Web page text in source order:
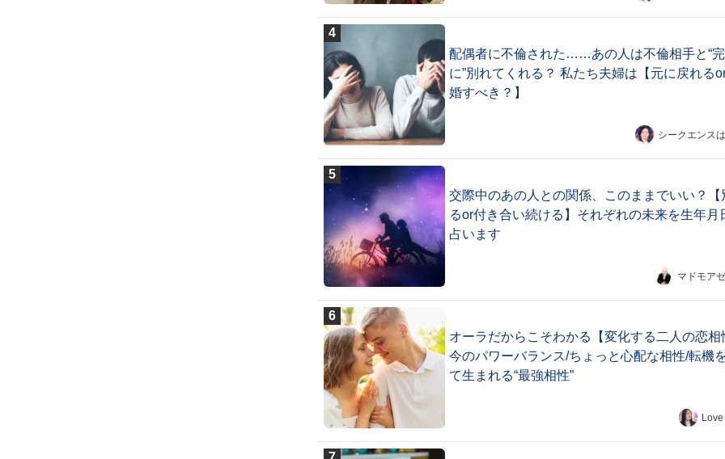
配偶者に不倫された……あの人は不倫相手と“
に”別れてくれる？ 私たち夫婦は【元に戻れる
婚すべき？】
シークエンス
交際中のあの人との関係、このままでいい？【
るor付き合い続ける】それぞれの未来を生年月
占います
マドモア
オーラだからこそわかる【変化する二人の恋相
今のパワーバランス/ちょっと心配な相性/転機
て生まれる“最強相性”